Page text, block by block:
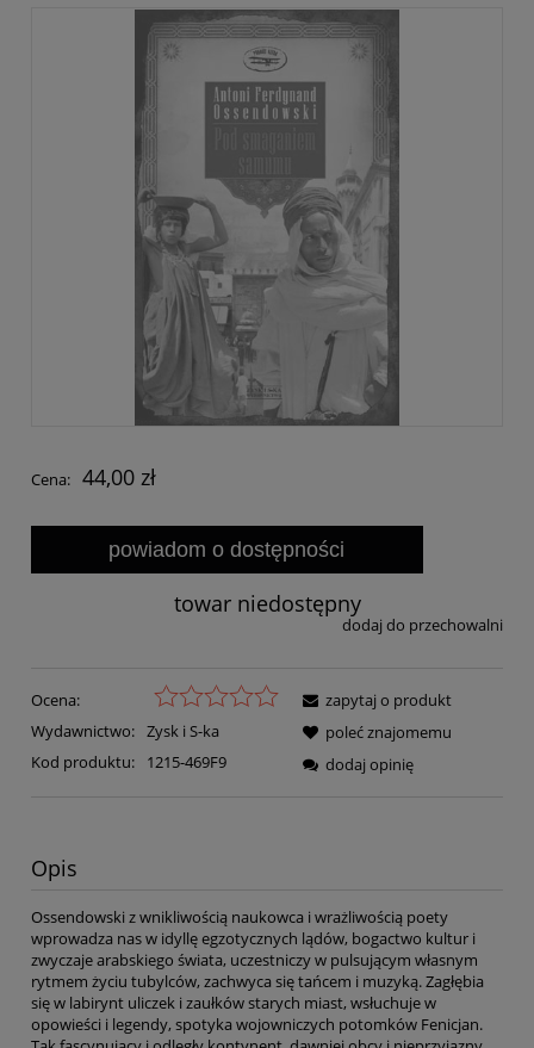
Cena: 44,00 zł
powiadom o dostępności
towar niedostępny
dodaj do przechowalni
Ocena:
Wydawnictwo: Zysk i S-ka
Kod produktu:
1215-469F9
zapytaj o produkt
poleć znajomemu
dodaj opinię
Opis
Ossendowski z wnikliwością naukowca i wrażliwością poety
wprowadza nas w idyllę egzotycznych lądów, bogactwo kultur i
zwyczaje arabskiego świata, uczestniczy w pulsującym własnym
rytmem życiu tubylców, zachwyca się tańcem i muzyką. Zagłębia
się w labirynt uliczek i zaułków starych miast, wsłuchuje w
opowieści i legendy, spotyka wojowniczych potomków Fenicjan.